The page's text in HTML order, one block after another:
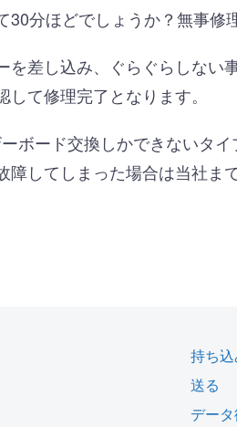
分ほどでしょうか？無事修
差し込み、ぐらぐらしない事
て修理完了となります。
ボード交換しかできないタ
してしまった場合は当社ま
持ち
送る
デー